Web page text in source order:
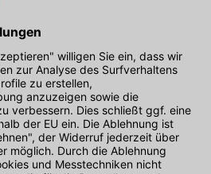
bis freitags von 08:00 - 17:00